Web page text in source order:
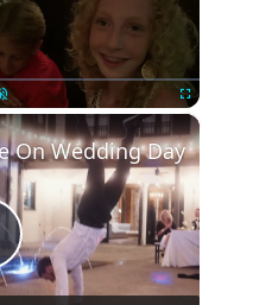
Unmute Fullscreen
×